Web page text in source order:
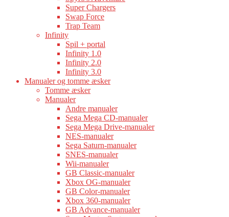
Super Chargers
Swap Force
Trap Team
Infinity
Spil + portal
Infinity 1.0
Infinity 2.0
Infinity 3.0
Manualer og tomme æsker
Tomme æsker
Manualer
Andre manualer
Sega Mega CD-manualer
Sega Mega Drive-manualer
NES-manualer
Sega Saturn-manualer
SNES-manualer
Wii-manualer
GB Classic-manualer
Xbox OG-manualer
GB Color-manualer
Xbox 360-manualer
GB Advance-manualer